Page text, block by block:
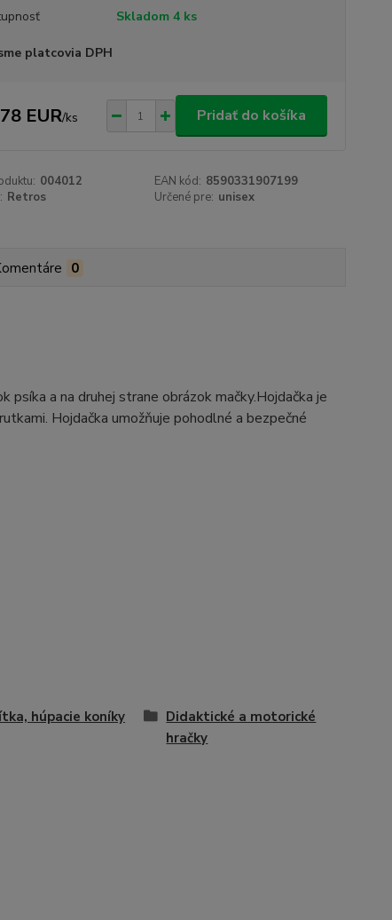
Skladom 4 ks
platcovia DPH
EUR/ks Pridať do košíka
004012 EAN kód: 8590331907199
Retros Určené pre: unisex
0
psíka a na druhej strane obrázok mačky.Hojdačka je
Hojdačka umožňuje pohodlné a bezpečné
húpacie koníky
Didaktické a motorické
hračky